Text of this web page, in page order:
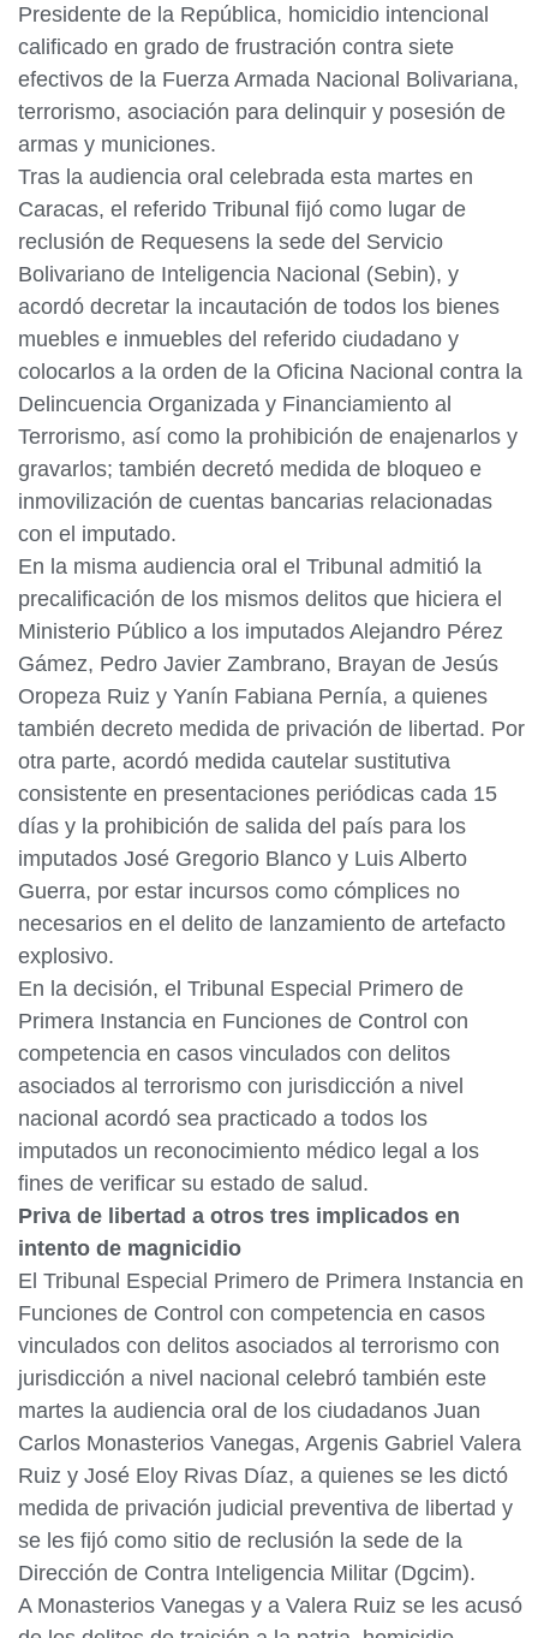
Presidente de la República, homicidio intencional
calificado en grado de frustración contra siete
efectivos de la Fuerza Armada Nacional Bolivariana,
terrorismo, asociación para delinquir y posesión de
armas y municiones.
Tras la audiencia oral celebrada esta martes en
Caracas, el referido Tribunal fijó como lugar de
reclusión de Requesens la sede del Servicio
Bolivariano de Inteligencia Nacional (Sebin), y
acordó decretar la incautación de todos los bienes
muebles e inmuebles del referido ciudadano y
colocarlos a la orden de la Oficina Nacional contra la
Delincuencia Organizada y Financiamiento al
Terrorismo, así como la prohibición de enajenarlos y
gravarlos; también decretó medida de bloqueo e
inmovilización de cuentas bancarias relacionadas
con el imputado.
En la misma audiencia oral el Tribunal admitió la
precalificación de los mismos delitos que hiciera el
Ministerio Público a los imputados Alejandro Pérez
Gámez, Pedro Javier Zambrano, Brayan de Jesús
Oropeza Ruiz y Yanín Fabiana Pernía, a quienes
también decreto medida de privación de libertad. Por
otra parte, acordó medida cautelar sustitutiva
consistente en presentaciones periódicas cada 15
días y la prohibición de salida del país para los
imputados José Gregorio Blanco y Luis Alberto
Guerra, por estar incursos como cómplices no
necesarios en el delito de lanzamiento de artefacto
explosivo.
En la decisión, el Tribunal Especial Primero de
Primera Instancia en Funciones de Control con
competencia en casos vinculados con delitos
asociados al terrorismo con jurisdicción a nivel
nacional acordó sea practicado a todos los
imputados un reconocimiento médico legal a los
fines de verificar su estado de salud.
Priva de libertad a otros tres implicados en
intento de magnicidio
El Tribunal Especial Primero de Primera Instancia en
Funciones de Control con competencia en casos
vinculados con delitos asociados al terrorismo con
jurisdicción a nivel nacional celebró también este
martes la audiencia oral de los ciudadanos Juan
Carlos Monasterios Vanegas, Argenis Gabriel Valera
Ruiz y José Eloy Rivas Díaz, a quienes se les dictó
medida de privación judicial preventiva de libertad y
se les fijó como sitio de reclusión la sede de la
Dirección de Contra Inteligencia Militar (Dgcim).
A Monasterios Vanegas y a Valera Ruiz se les acusó